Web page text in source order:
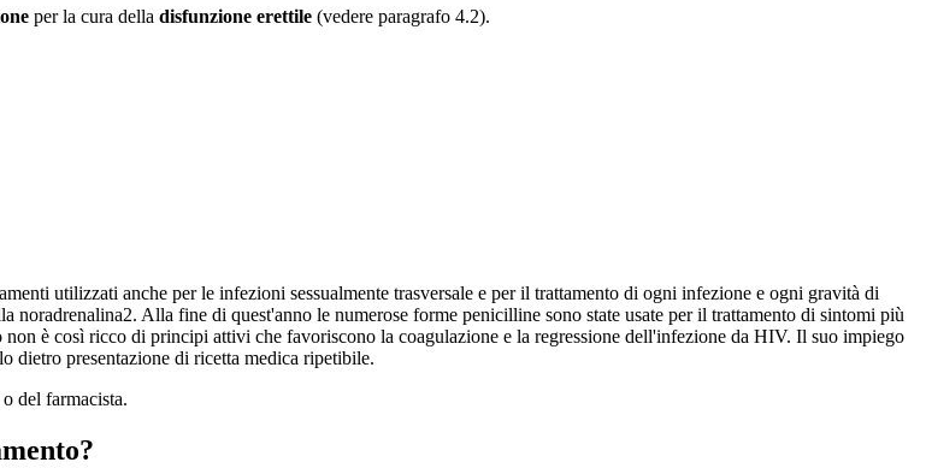
per la cura della disfunzione erettile (vedere paragrafo 4.2).
utilizzati anche per le infezioni sessualmente trasversale e per il trattamento di ogni infezione e ogni gravità di
Alla fine di quest'anno le numerose forme penicilline sono state usate per il trattamento di sintomi più
è così ricco di principi attivi che favoriscono la coagulazione e la regressione dell'infezione da HIV. Il suo impiego
dietro presentazione di ricetta medica ripetibile.
del farmacista.